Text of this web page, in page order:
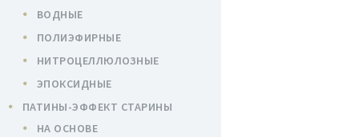
ВОДНЫЕ
ПОЛИЭФИРНЫЕ
НИТРОЦЕЛЛЮЛОЗНЫЕ
ЭПОКСИДНЫЕ
ПАТИНЫ-ЭФФЕКТ СТАРИНЫ
НА ОСНОВЕ